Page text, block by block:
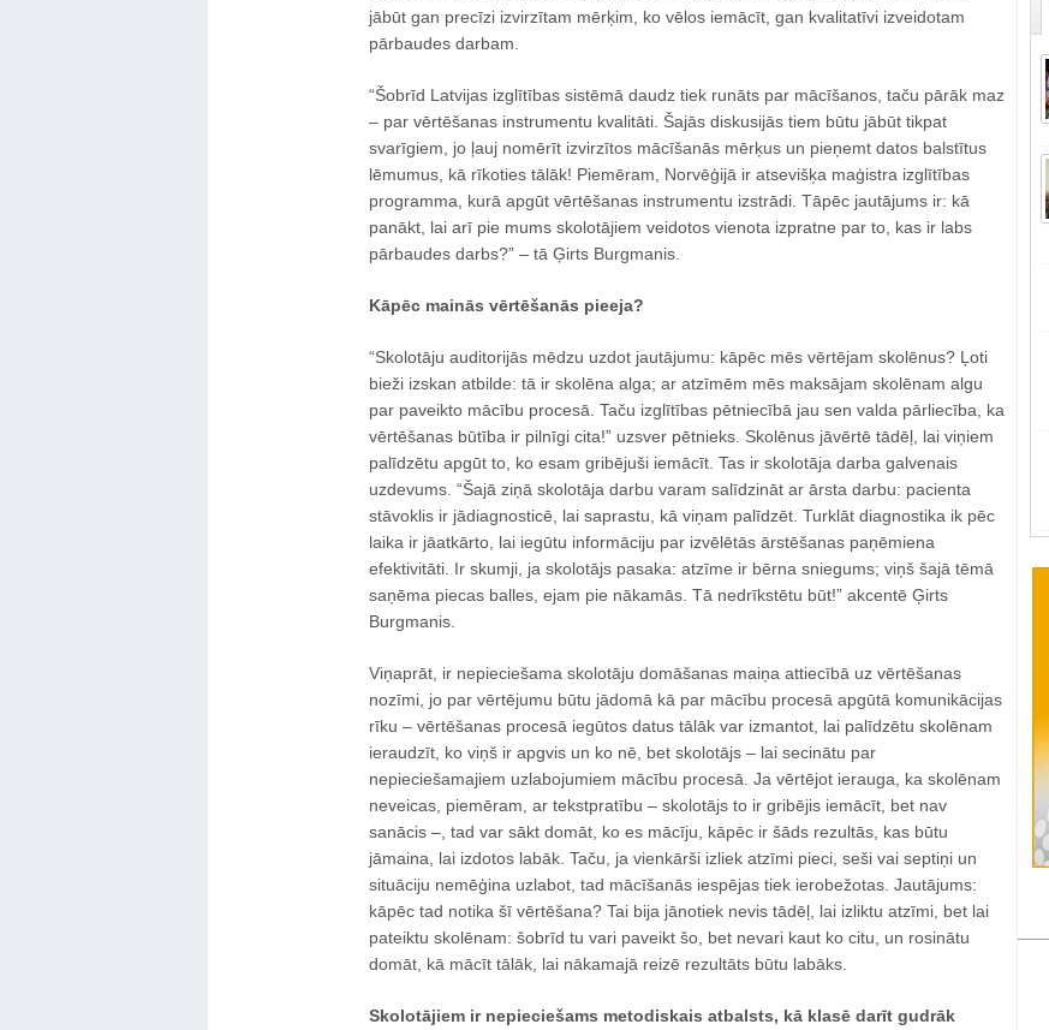
jābūt gan precīzi izvirzītam mērķim, ko vēlos iemācīt, gan kvalitatīvi izveidotam
pārbaudes darbam.
“Šobrīd Latvijas izglītības sistēmā daudz tiek runāts par mācīšanos, taču pārāk maz
– par vērtēšanas instrumentu kvalitāti. Šajās diskusijās tiem būtu jābūt tikpat
svarīgiem, jo ļauj nomērīt izvirzītos mācīšanās mērķus un pieņemt datos balstītus
lēmumus, kā rīkoties tālāk! Piemēram, Norvēģijā ir atsevišķa maģistra izglītības
programma, kurā apgūt vērtēšanas instrumentu izstrādi. Tāpēc jautājums ir: kā
panākt, lai arī pie mums skolotājiem veidotos vienota izpratne par to, kas ir labs
pārbaudes darbs?” – tā Ģirts Burgmanis.
Kāpēc mainās vērtēšanās pieeja?
“Skolotāju auditorijās mēdzu uzdot jautājumu: kāpēc mēs vērtējam skolēnus? Ļoti
bieži izskan atbilde: tā ir skolēna alga; ar atzīmēm mēs maksājam skolēnam algu
par paveikto mācību procesā. Taču izglītības pētniecībā jau sen valda pārliecība, ka
vērtēšanas būtība ir pilnīgi cita!” uzsver pētnieks. Skolēnus jāvērtē tādēļ, lai viņiem
palīdzētu apgūt to, ko esam gribējuši iemācīt. Tas ir skolotāja darba galvenais
uzdevums. “Šajā ziņā skolotāja darbu varam salīdzināt ar ārsta darbu: pacienta
stāvoklis ir jādiagnosticē, lai saprastu, kā viņam palīdzēt. Turklāt diagnostika ik pēc
laika ir jāatkārto, lai iegūtu informāciju par izvēlētās ārstēšanas paņēmiena
efektivitāti. Ir skumji, ja skolotājs pasaka: atzīme ir bērna sniegums; viņš šajā tēmā
saņēma piecas balles, ejam pie nākamās. Tā nedrīkstētu būt!” akcentē Ģirts
Burgmanis.
Viņaprāt, ir nepieciešama skolotāju domāšanas maiņa attiecībā uz vērtēšanas
nozīmi, jo par vērtējumu būtu jādomā kā par mācību procesā apgūtā komunikācijas
rīku – vērtēšanas procesā iegūtos datus tālāk var izmantot, lai palīdzētu skolēnam
ieraudzīt, ko viņš ir apgvis un ko nē, bet skolotājs – lai secinātu par
nepieciešamajiem uzlabojumiem mācību procesā. Ja vērtējot ierauga, ka skolēnam
neveicas, piemēram, ar tekstpratību – skolotājs to ir gribējis iemācīt, bet nav
sanācis –, tad var sākt domāt, ko es mācīju, kāpēc ir šāds rezultās, kas būtu
jāmaina, lai izdotos labāk. Taču, ja vienkārši izliek atzīmi pieci, seši vai septiņi un
situāciju nemēģina uzlabot, tad mācīšanās iespējas tiek ierobežotas. Jautājums:
kāpēc tad notika šī vērtēšana? Tai bija jānotiek nevis tādēļ, lai izliktu atzīmi, bet lai
pateiktu skolēnam: šobrīd tu vari paveikt šo, bet nevari kaut ko citu, un rosinātu
domāt, kā mācīt tālāk, lai nākamajā reizē rezultāts būtu labāks.
Skolotājiem ir nepieciešams metodiskais atbalsts, kā klasē darīt gudrāk